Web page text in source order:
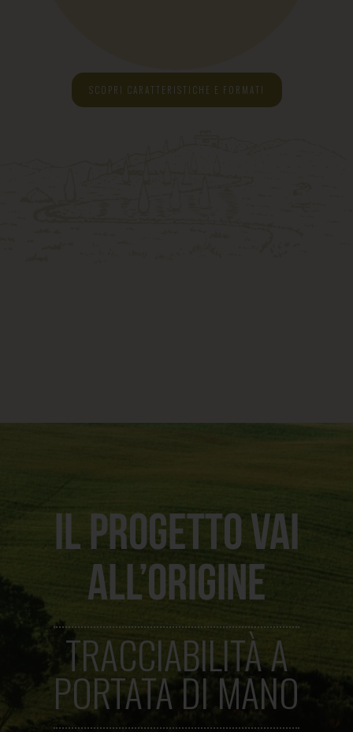
SCOPRI CARATTERISTICHE E FORMATI
IL PROGETTO VAI
ALL’ORIGINE
TRACCIABILITÀ A
PORTATA DI MANO